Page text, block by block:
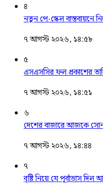
৪
নতুন পে-স্কেল বাস্তবায়নে
৭ আগস্ট ২০২৬, ১৪:৫৮
৫
এসএসসির ফল প্রকাশের
৭ আগস্ট ২০২৬, ১৪:৫১
৬
দেশের বাজারে আজকে
৭ আগস্ট ২০২৬, ১৪:৪৪
৭
বৃষ্টি নিয়ে যে পূর্বাভাস